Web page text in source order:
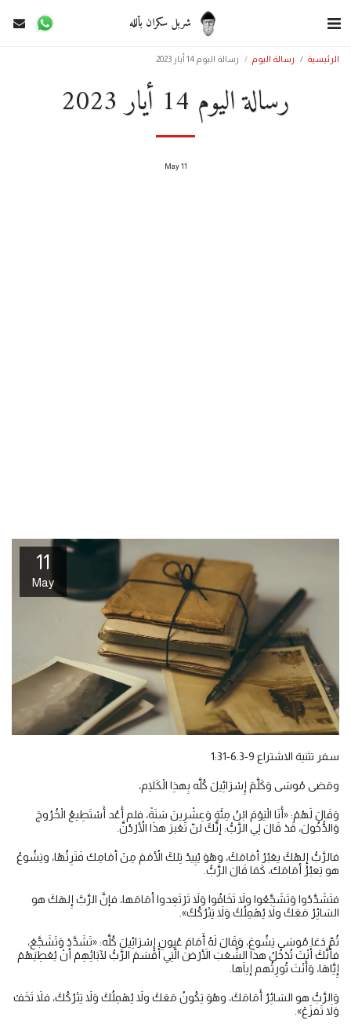
شربل سكران بألله
الرئيسية رسالة اليوم رسالة اليوم 14 أيار 2023
رسالة اليوم 14 أيار 2023
11
May
11
May
سفر تثنية الاشتراع 9-6.3-1:31
ومَضى مُوسَى وَكَلَّمَ إِسْرَائِيلَ كُلَّه بِهذِا الْكَلِام،
وَقَالَ لَهُمْ: «أَنَا الْيَوْمَ ابْنُ مِئَةٍ وَعِشْرِينَ سَنَةً، فلم أَعُد أَسْتَطِيعُ الْخُرُوجَ
وَالدُّخُولَ، قَدْ قَالَ لِي الرَّبُّ: إنَّكَ لنّ تَعْبرَ هذَا الأُرْدُنَّ.
فالرَّبُّ إِلهُكَ يعْبُرُ أمَامَكَ، وهُوَ يُبِيدُ تِلكَ الأُمَمَ مِنْ أمَامِك فَتَرِثُهُا، ويَشُوعُ
هو يَعبُرُ أمَامَك، كَمَا قَالَ الرَّبُّ.
فتَشَدَّدُوا وَتَشَجَّعُوا ولاَ تَخَافُوا وَلاَ تَرْتَعِدوا أمَامَها، فإنَّ الرَّبَّ إِلهَكَ هو
السَائِرُ مَعَكَ ولاَ يُهْمِلُكَ وَلاَ يَتْرُكُكَ».
ثُمّ دَعَا مُوسَى يَشُوعَ، وَقَالَ لَهُ أَمَامَ عُيونِ إِسْرَائِيلَ كُلَّه: «تَشَدَّدْ وَتَشَجَّعْ،
فأَنَّكَ أَنْتَ تُدْخُلُ هذَا الشَّعْبَ الأَرْضَ الَّتِي أَقْسَمَ الرَّبُّ لآبَائِهِمْ أَنْ يُعْطِيَهُمْ
إِيَّاهَا، وَأَنْتَ تُورِثُهم إياَها.
وَالرَّبُّ هو السَائِرُ أَمَامَكَ، وهُوَ يَكُونُ مَعَكَ ولاَ يُهْمِلُكَ وَلاَ يَتْرُكُكَ، فلاَ تَخَفْ
وَلاَ تَفزَعْ».